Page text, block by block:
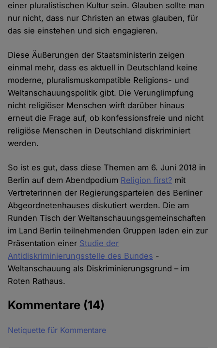
einer pluralistischen Kultur sein. Glauben sollte man
nur nicht, dass nur Christen an etwas glauben, für
das sie einstehen und sich engagieren.
Diese Äußerungen der Staatsministerin zeigen
einmal mehr, dass es aktuell in Deutschland keine
moderne, pluralismuskompatible Religions- und
Weltanschauungspolitik gibt. Die Verunglimpfung
nicht religiöser Menschen wirft darüber hinaus
erneut die Frage auf, ob konfessionsfreie und nicht
religiöse Menschen in Deutschland diskriminiert
werden.
So ist es gut, dass diese Themen am 6. Juni 2018 in
Berlin auf dem Abendpodium Religion first? mit
Vertreterinnen der Regierungsparteien des Berliner
Abgeordnetenhauses diskutiert werden. Die am
Runden Tisch der Weltanschauungsgemeinschaften
im Land Berlin teilnehmenden Gruppen laden ein zur
Präsentation einer Studie der
Antidiskriminierungsstelle des Bundes -
Weltanschauung als Diskriminierungsgrund – im
Roten Rathaus.
Kommentare (14)
Netiquette für Kommentare